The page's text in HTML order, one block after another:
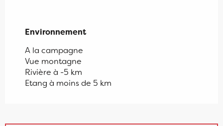
Environnement
Environnement
A la campagne
Vue montagne
Rivière à -5 km
Etang à moins de 5 km